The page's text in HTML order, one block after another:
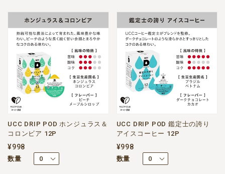
UCC DRIP POD ホンジュラス＆
コロンビア 12P
数量
¥998
UCC DRIP POD 鑑定士の誇り
アイスコーヒー 12P
数量
¥998